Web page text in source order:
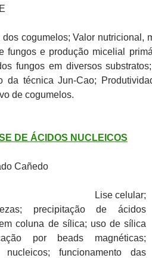
cogumelos; Valor nutricional,
fungos e produção micelial
fungos em diversos
da técnica Jun-Cao;
de cogumelos.
DE ÁCIDOS NUCLEICOS
Cañedo
precipitação de ácidos
coluna de sílica; uso de sílica
por beads magnéticas;
funcionamento das